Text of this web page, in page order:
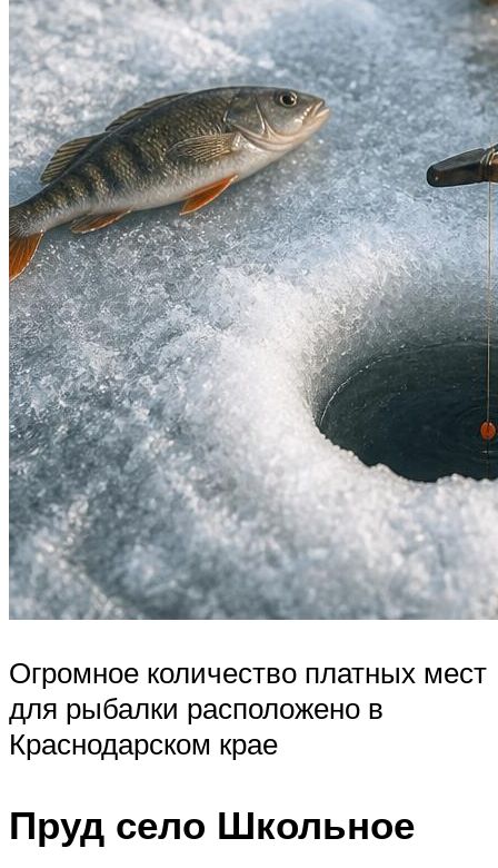
Огромное количество платных мест
для рыбалки расположено в
Краснодарском крае
Пруд село Школьное